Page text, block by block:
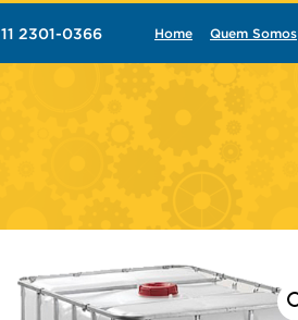
11 2301-0366 Home Quem Somos